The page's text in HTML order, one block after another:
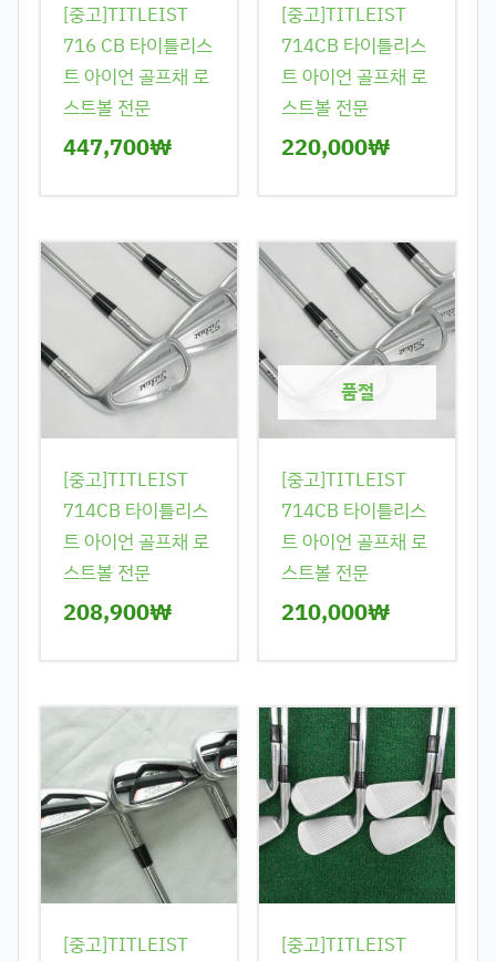
[중고]TITLEIST
716 CB 타이틀리스
트 아이언 골프채 로
스트볼 전문
447,700₩
[중고]TITLEIST
714CB 타이틀리스
트 아이언 골프채 로
스트볼 전문
220,000₩
[중고]TITLEIST
714CB 타이틀리스
트 아이언 골프채 로
스트볼 전문
208,900₩
품절
[중고]TITLEIST
714CB 타이틀리스
트 아이언 골프채 로
스트볼 전문
210,000₩
[중고]TITLEIST
[중고]TITLEIST